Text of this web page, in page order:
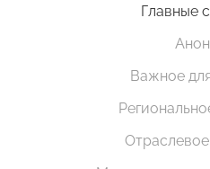
Главные
Важное